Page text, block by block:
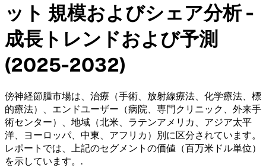
ット 規模およびシェア分析 -
成長トレンドおよび予測
(2025-2032)
傍神経節腫市場は、治療（手術、放射線療法、化学療法、標
的療法）、エンドユーザー（病院、専門クリニック、外来手
術センター）、地域（北米、ラテンアメリカ、アジア太平
洋、ヨーロッパ、中東、アフリカ）別に区分されています。
レポートでは、上記のセグメントの価値（百万米ドル単位）
を示しています。 .